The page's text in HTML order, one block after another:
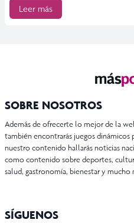
Leer más
SOBRE NOSOTROS
Además de ofrecerte lo mejor de la
también encontrarás juegos dinámicos
nuestro contenido hallarás noticias
como contenido sobre deportes,
salud, gastronomía, bienestar y mucho
SÍGUENOS